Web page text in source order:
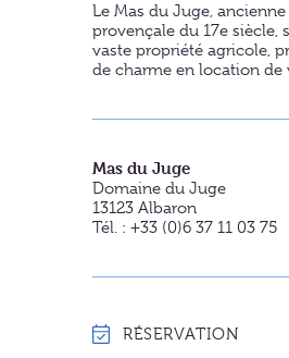
Le Mas du Juge,
provençale du 17e siècle,
vaste propriété agricole,
de charme en location de
Mas du Juge
Domaine du Juge
13123 Albaron
Tél. : +33 (0)6 37 11 03 75
RÉSERVATION